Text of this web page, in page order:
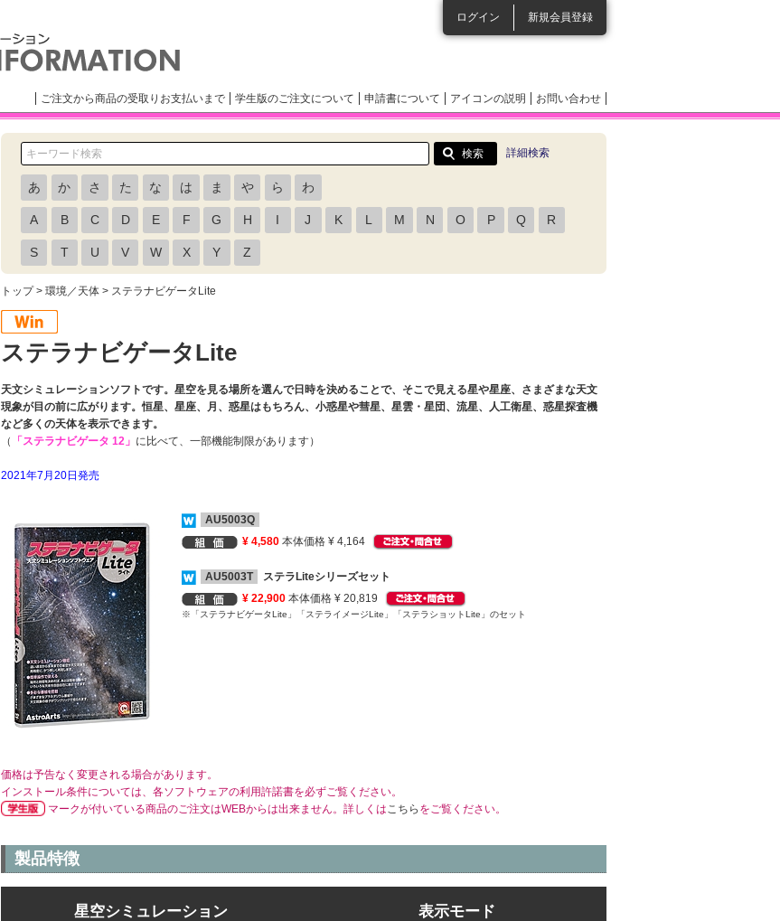
ログイン 新規会員登録
ご注文から商品の受取りお支払いまで 学生版のご注文について 申請書について アイコンの説明 お問い合わせ
詳細検索
あ か さ た な は ま や ら わ
A B C D E F G H I J K L M N O P Q R
S T U V W X Y Z
トップ> 環境／天体 > ステラナビゲータLite
ステラナビゲータLite
天文シミュレーションソフトです。星空を見る場所を選んで日時を決めることで、そこで見える星や星座、さまざまな天文
現象が目の前に広がります。恒星、星座、月、惑星はもちろん、小惑星や彗星、星雲・星団、流星、人工衛星、惑星探査機
など多くの天体を表示できます。
（
「ステラナビゲータ 12」 に比べて、一部機能制限があります）
2021年7月20日発売
AU5003Q
¥ 4,580 本体価格 ¥ 4,164
AU5003T
ステラLiteシリーズセット
¥ 22,900 本体価格 ¥ 20,819
※「ステラナビゲータLite」「ステライメージLite」「ステラショットLite」のセット
価格は予告なく変更される場合があります。
インストール条件については、各ソフトウェアの利用許諾書を必ずご覧ください。
マークが付いている商品のご注文はWEBからは出来ません。詳しくはこちら をご覧ください。
製品特徴
星空シミュレーション 表示モード